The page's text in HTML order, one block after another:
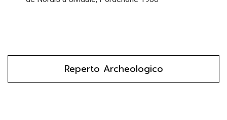
Reperto Archeologico